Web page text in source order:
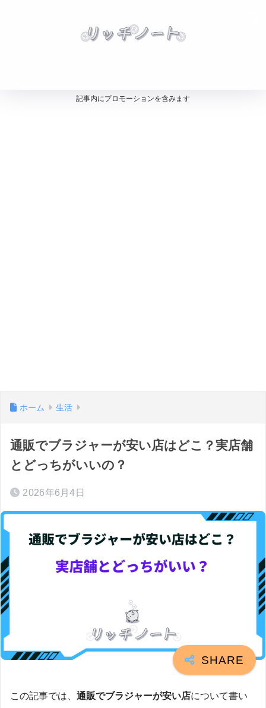
記事内にプロモーションを含みます
ホーム 生活
通販でブラジャーが安い店はどこ？実店舗
とどっちがいいの？
2026年6月4日
この記事では、 通販でブラジャーが安い店について書い